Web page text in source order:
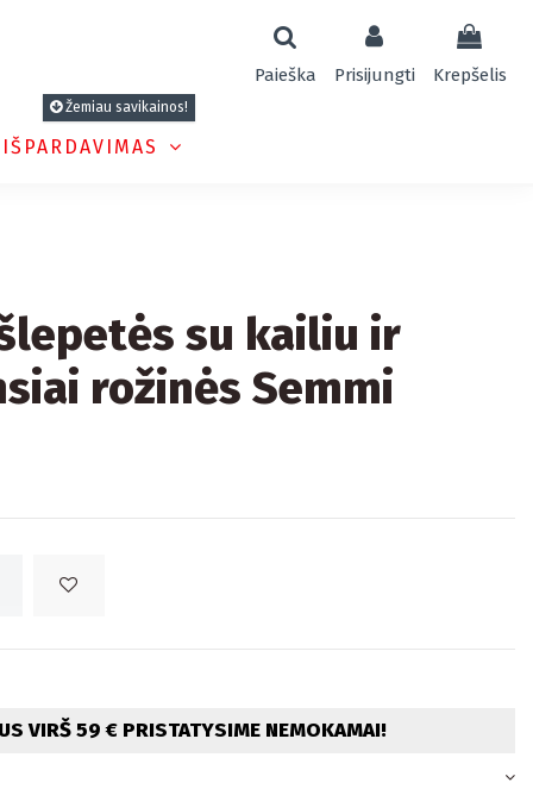
Paieška Prisijungti Krepšelis
Žemiau savikainos!
su kailiu ir
rožinės Semmi
VIRŠ 59 € PRISTATYSIME NEMOKAMAI!